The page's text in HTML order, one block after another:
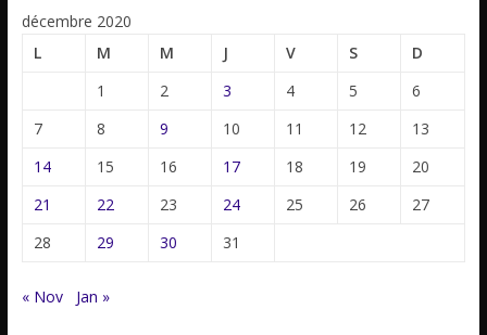
décembre 2020
L
M M J V S
D
1
2 3 4 5
6
7
8 9 10 11 12
13
14
15 16 17 18 19
20
21
22 23 24 25 26
27
28
29 30 31
« Nov Jan »